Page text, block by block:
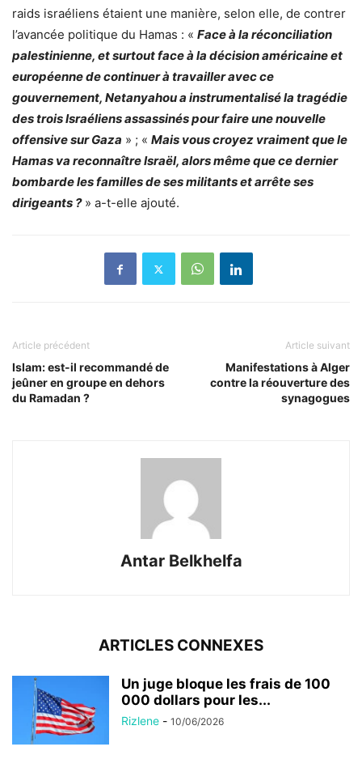
raids israéliens étaient une manière, selon elle, de contrer
l’avancée politique du Hamas : « Face à la réconciliation
palestinienne, et surtout face à la décision américaine et
européenne de continuer à travailler avec ce
gouvernement, Netanyahou a instrumentalisé la tragédie
des trois Israéliens assassinés pour faire une nouvelle
offensive sur Gaza » ; « Mais vous croyez vraiment que le
Hamas va reconnaître Israël, alors même que ce dernier
bombarde les familles de ses militants et arrête ses
dirigeants ? » a-t-elle ajouté.
Article précédent
Islam: est-il recommandé de
jeûner en groupe en dehors
du Ramadan ?
Article suivant
Manifestations à Alger
contre la réouverture des
synagogues
Antar Belkhelfa
ARTICLES CONNEXES
Un juge bloque les frais de 100
000 dollars pour les...
Rizlene - 10/06/2026